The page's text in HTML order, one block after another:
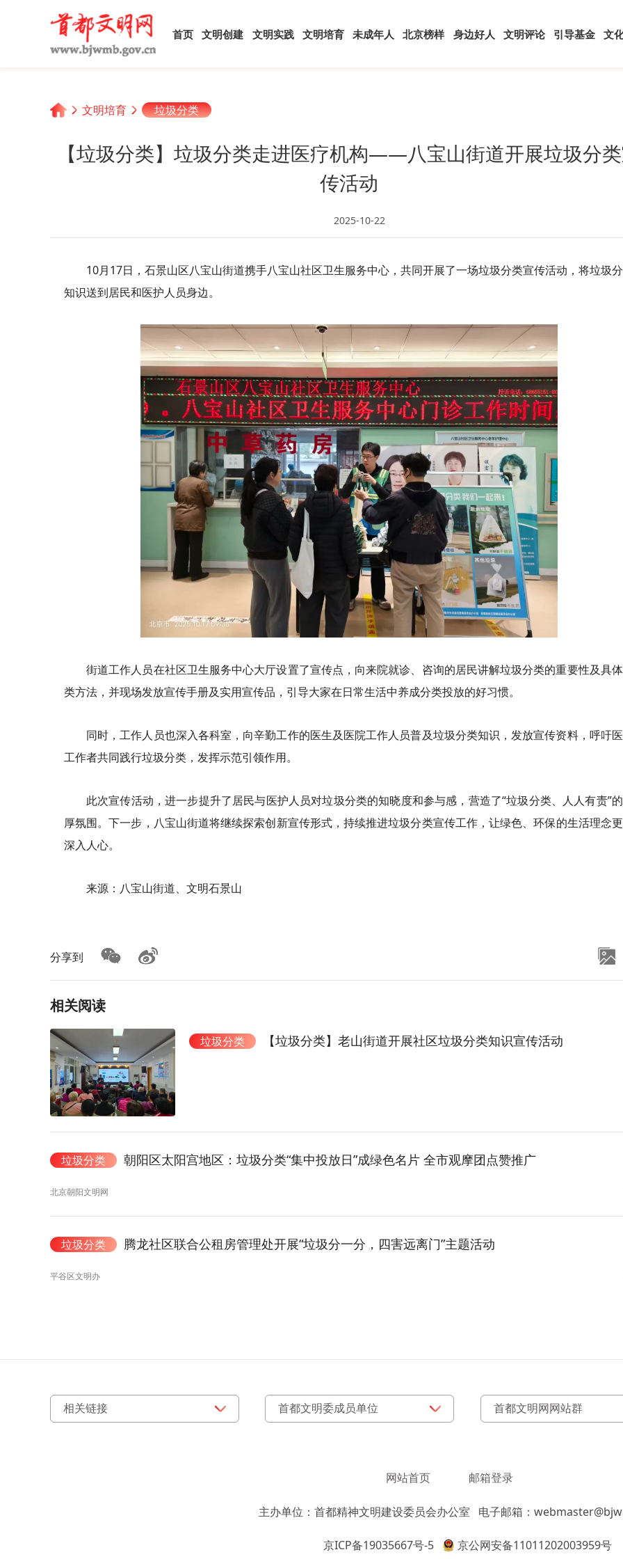
首页 文明创建 文明实践 文明培育 未成年人 北京榜样 身边好人 文明评论 引导基金 文
文明培育 垃圾分类
【垃圾分类】垃圾分类走进医疗机构——八宝山街道开展垃圾分
传活动
2025-10-22
10月17日，石景山区八宝山街道携手八宝山社区卫生服务中心，共同开展了一场垃圾分类宣传活动，将垃圾
知识送到居民和医护人员身边。
街道工作人员在社区卫生服务中心大厅设置了宣传点，向来院就诊、咨询的居民讲解垃圾分类的重要性及具
类方法，并现场发放宣传手册及实用宣传品，引导大家在日常生活中养成分类投放的好习惯。
同时，工作人员也深入各科室，向辛勤工作的医生及医院工作人员普及垃圾分类知识，发放宣传资料，呼吁
工作者共同践行垃圾分类，发挥示范引领作用。
此次宣传活动，进一步提升了居民与医护人员对垃圾分类的知晓度和参与感，营造了“垃圾分类、人人有责”
厚氛围。下一步，八宝山街道将继续探索创新宣传形式，持续推进垃圾分类宣传工作，让绿色、环保的生活理念
深入人心。
来源：八宝山街道、文明石景山
分享到
相关阅读
垃圾分类 【垃圾分类】老山街道开展社区垃圾分类知识宣传活动
垃圾分类 朝阳区太阳宫地区：垃圾分类“集中投放日”成绿色名片 全市观摩团点赞推广
北京朝阳文明网
垃圾分类 腾龙社区联合公租房管理处开展“垃圾分一分，四害远离门”主题活动
平谷区文明办
网站首页 邮箱登录
主办单位：首都精神文明建设委员会办公室 电子邮箱：
京ICP备19035667号-5 京公网安备11011202003959号